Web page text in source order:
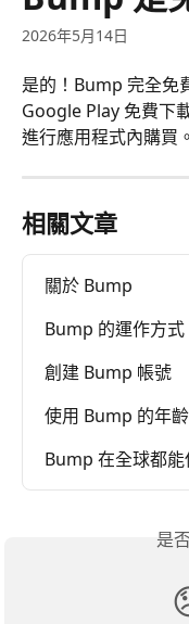
2026年5月14日
是的！Bump 完全免
Google Play 免費下
進行應用程式內購買。
相關文章
關於 Bump
Bump 的運作方式
創建 Bump 帳號
使用 Bump 的年
Bump 在全球都能
是